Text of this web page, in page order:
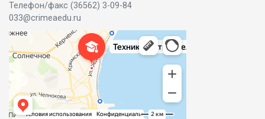
Телефон/факс (36562) 3-09-84
033@crimeaedu.ru